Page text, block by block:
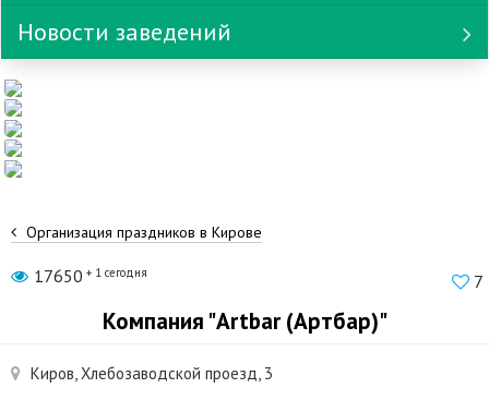
Новости заведений
Организация праздников в Кирове
17650 + 1 сегодня 7
Компания "Artbar (Артбар)"
Киров, Хлебозаводской проезд, 3